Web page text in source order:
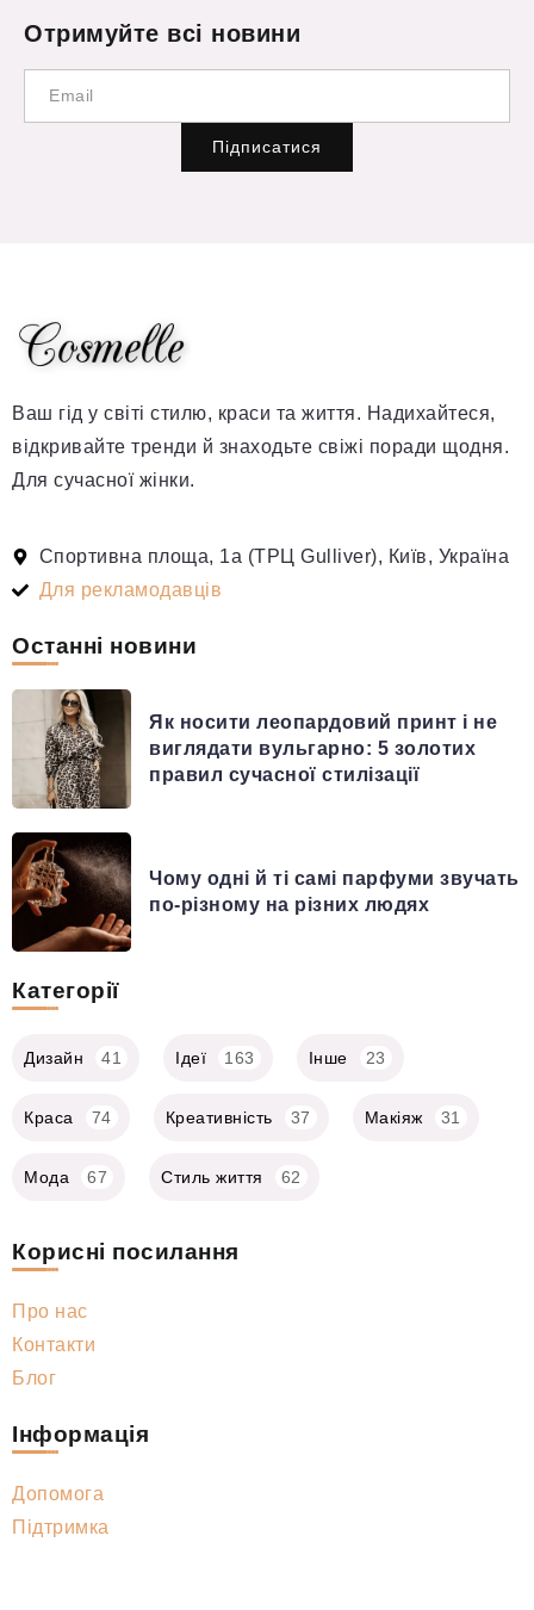
Отримуйте всі новини
Підписатися
Ваш гід у світі стилю, краси та життя. Надихайтеся,
відкривайте тренди й знаходьте свіжі поради щодня.
Для сучасної жінки.
Спортивна площа, 1а (ТРЦ Gulliver), Київ, Україна
Для рекламодавців
Останні новини
Як носити леопардовий принт і не
виглядати вульгарно: 5 золотих
правил сучасної стилізації
Чому одні й ті самі парфуми звучать
по-різному на різних людях
Категорії
Дизайн 41 Ідеї 163 Інше 23
Краса 74 Креативність 37 Макіяж 31
Мода 67 Стиль життя 62
Корисні посилання
Про нас
Контакти
Блог
Інформація
Допомога
Підтримка